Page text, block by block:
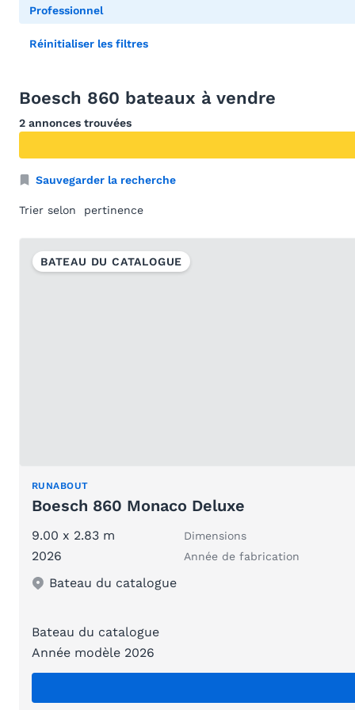
Professionnel
Réinitialiser les filtres
Boesch 860 bateaux à vendre
2 annonces trouvées
Sauvegarder la recherche
Trier selon
BATEAU DU CATALOGUE
RUNABOUT
Boesch 860 Monaco Deluxe
9.00 x 2.83 m Dimensions
2026 Année de fabrication
Bateau du catalogue
Bateau du catalogue
Année modèle 2026